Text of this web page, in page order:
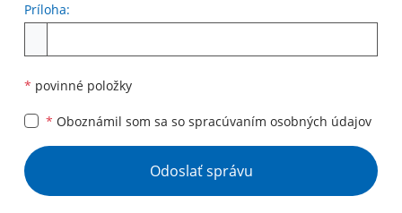
Príloha:
* povinné položky
* Oboznámil som sa so spracúvaním osobných údajov
Google reCaptcha Response
Odoslať správu